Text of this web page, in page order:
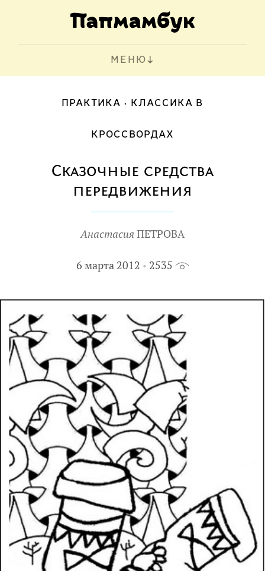
МЕНЮ
ПРАКТИКА КЛАССИКА В
КРОССВОРДАХ
Сказочные средства
передвижения
Анастасия ПЕТРОВА
6 марта 2012 2535